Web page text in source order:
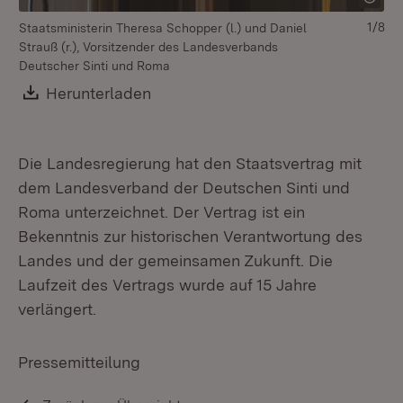
Staatsministerin Theresa Schopper (l.) und Daniel
Strauß (r.), Vorsitzender des Landesverbands
Deutscher Sinti und Roma
Download:
Herunterladen
1/8
Die Landesregierung hat den Staatsvertrag mit
dem Landesverband der Deutschen Sinti und
Roma unterzeichnet. Der Vertrag ist ein
Bekenntnis zur historischen Verantwortung des
Landes und der gemeinsamen Zukunft. Die
Laufzeit des Vertrags wurde auf 15 Jahre
verlängert.
Pressemitteilung